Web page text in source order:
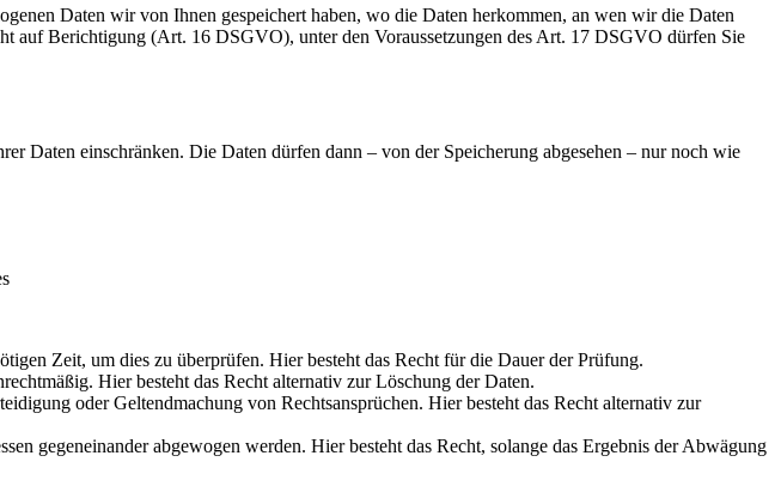
Daten wir von Ihnen gespeichert haben, wo die Daten herkommen, an wen wir die Daten
auf Berichtigung (Art. 16 DSGVO), unter den Voraussetzungen des Art. 17 DSGVO dürfen Sie
Daten einschränken. Die Daten dürfen dann – von der Speicherung abgesehen – nur noch wie
Zeit, um dies zu überprüfen. Hier besteht das Recht für die Dauer der Prüfung.
Hier besteht das Recht alternativ zur Löschung der Daten.
oder Geltendmachung von Rechtsansprüchen. Hier besteht das Recht alternativ zur
gegeneinander abgewogen werden. Hier besteht das Recht, solange das Ergebnis der Abwägung